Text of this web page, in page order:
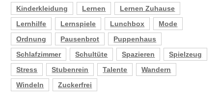
Kinderkleidung
Lernen
Lernen Zuhause
Lernhilfe
Lernspiele Lunchbox
Mode
Ordnung
Pausenbrot
Puppenhaus
Schlafzimmer
Schultüte Spazieren
Spielzeug
Stress
Stubenrein Talente
Wandern
Windeln
Zuckerfrei